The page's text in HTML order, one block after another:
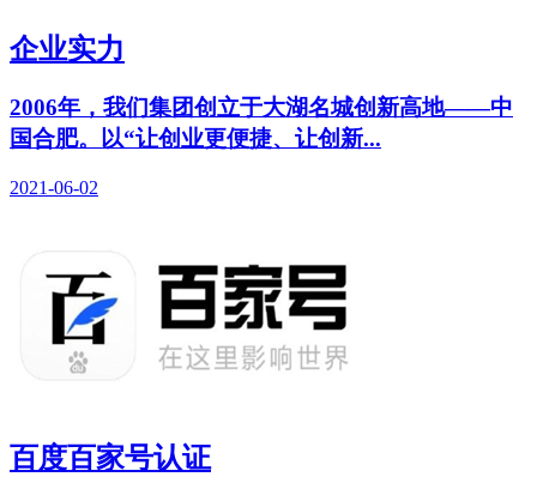
企业实力
2006年，我们集团创立于大湖名城创新高地——中
国合肥。以“让创业更便捷、让创新...
2021-06-02
百度百家号认证